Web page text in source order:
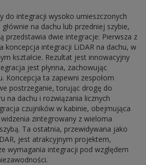
do integracji wysoko umieszczonych
na dachu lub przedniej szybie,
przedstawia dwie integracje: Pierwsza z
koncepcja integracji LiDAR na dachu, w
kształcie. Rezultat jest innowacyjny
jest płynna, zachowując
Koncepcja ta zapewni zespołom
postrzeganie, torując drogę do
na dachu i rozwiązania licznych
czujników w kabinie, obejmująca
zintegrowany z wieloma
Ta ostatnia, przewidywana jako
jest atrakcyjnym projektem,
wymagania integracji pod względem